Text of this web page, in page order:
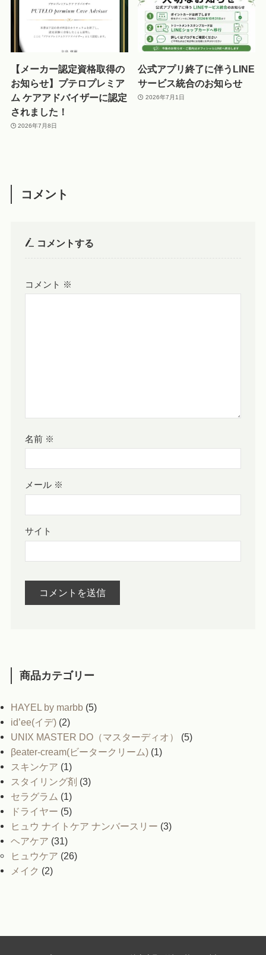
【メーカー認定資格取得の
お知らせ】プテロプレミア
ム ケアアドバイザーに認定
されました！
2026年7月8日
公式アプリ終了に伴うLINE
サービス統合のお知らせ
2026年7月1日
コメント
コメントする
コメント ※
名前 ※
メール ※
サイト
商品カテゴリー
HAYEL by marbb (5)
id’ee(イデ) (2)
UNIX MASTER DO（マスターディオ）
(5)
βeater-cream(ビータークリーム) (1)
スキンケア (1)
スタイリング剤 (3)
セラグラム (1)
ドライヤー (5)
ヒュウ ナイトケア ナンバースリー (3)
ヘアケア (31)
ヒュウケア (26)
メイク (2)